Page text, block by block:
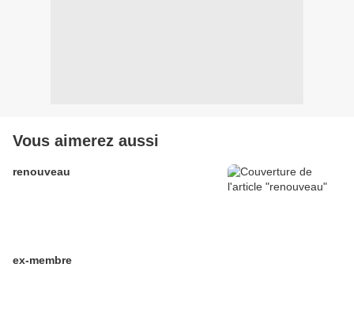
Vous aimerez aussi
renouveau
ex-membre